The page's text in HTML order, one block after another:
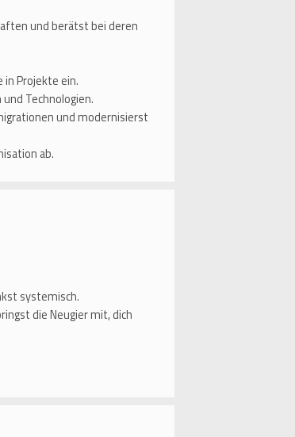
und berätst bei deren
Projekte ein.
Technologien.
und modernisierst
ab.
systemisch.
die Neugier mit, dich